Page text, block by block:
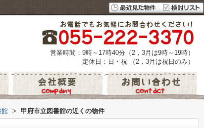
営業時間：9時～17時40分（2，3月は9時～19時）
定休日：日・祝 （2，3月は祝日のみ）
館 > 甲府市立図書館の近くの物件